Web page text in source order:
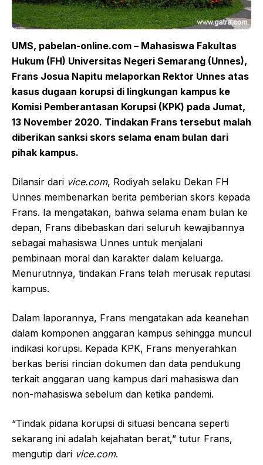
UMS, pabelan-online.com – Mahasiswa Fakultas
Hukum (FH) Universitas Negeri Semarang (Unnes),
Frans Josua Napitu melaporkan Rektor Unnes atas
kasus dugaan korupsi di lingkungan kampus ke
Komisi Pemberantasan Korupsi (KPK) pada Jumat,
13 November 2020. Tindakan Frans tersebut malah
diberikan sanksi skors selama enam bulan dari
pihak kampus.
Dilansir dari vice.com, Rodiyah selaku Dekan FH
Unnes membenarkan berita pemberian skors kepada
Frans. Ia mengatakan, bahwa selama enam bulan ke
depan, Frans dibebaskan dari seluruh kewajibannya
sebagai mahasiswa Unnes untuk menjalani
pembinaan moral dan karakter dalam keluarga.
Menurutnnya, tindakan Frans telah merusak reputasi
kampus.
Dalam laporannya, Frans mengatakan ada keanehan
dalam komponen anggaran kampus sehingga muncul
indikasi korupsi. Kepada KPK, Frans menyerahkan
berkas berisi rincian dokumen dan data pendukung
terkait anggaran uang kampus dari mahasiswa dan
non-mahasiswa sebelum dan ketika pandemi.
“Tindak pidana korupsi di situasi bencana seperti
sekarang ini adalah kejahatan berat,” tutur Frans,
mengutip dari vice.com.